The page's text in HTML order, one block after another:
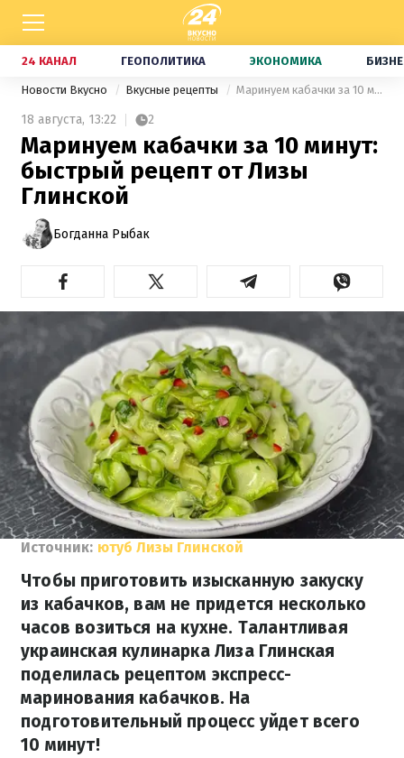
24 КАНАЛ ГЕОПОЛИТИКА ЭКОНОМИКА
Новости Вкусно Вкусные рецепты Маринуем кабачки за 10 минут: быстрый рецепт от Лизы Глинской
18 августа, 13:22 2
Маринуем кабачки за 10 минут:
быстрый рецепт от Лизы
Глинской
Богданна Рыбак
Источник: ютуб Лизы Глинской
Чтобы приготовить изысканную закуску
из кабачков, вам не придется несколько
часов возиться на кухне. Талантливая
украинская кулинарка Лиза Глинская
поделилась рецептом экспресс-
маринования кабачков. На
подготовительный процесс уйдет всего
10 минут!